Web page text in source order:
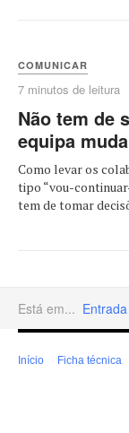
COMUNICAR
7 minutos de leitura
Não tem de
equipa
Como levar os
tipo “vou-
tem de tomar
Está em... Entrada
Início Ficha técnica